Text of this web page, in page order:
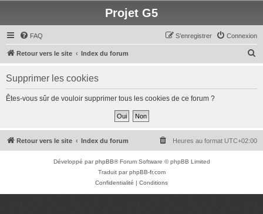
Projet G5
FAQ Connexion
S’enregistrer
Retour vers le site Index du forum
h
Supprimer les cookies
Êtes-vous sûr de vouloir supprimer tous les cookies de ce forum ?
Retour vers le site Index du forum Heures au format UTC+02:00
Développé parphpBB® Forum Software © phpBB Limited
Traduit parphpBB-fr.com
Confidentialité | Conditions